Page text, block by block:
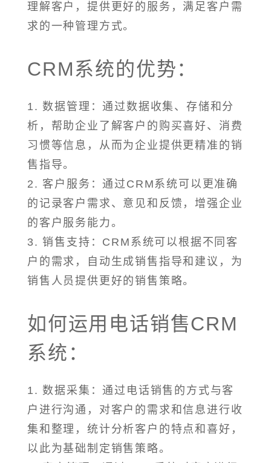
理解客户，提供更好的服务，满足客户需
求的一种管理方式。
CRM系统的优势：
1. 数据管理：通过数据收集、存储和分
析，帮助企业了解客户的购买喜好、消费
习惯等信息，从而为企业提供更精准的销
售指导。
2. 客户服务：通过CRM系统可以更准确
的记录客户需求、意见和反馈，增强企业
的客户服务能力。
3. 销售支持：CRM系统可以根据不同客
户的需求，自动生成销售指导和建议，为
销售人员提供更好的销售策略。
如何运用电话销售CRM
系统：
1. 数据采集：通过电话销售的方式与客
户进行沟通，对客户的需求和信息进行收
集和整理，统计分析客户的特点和喜好，
以此为基础制定销售策略。